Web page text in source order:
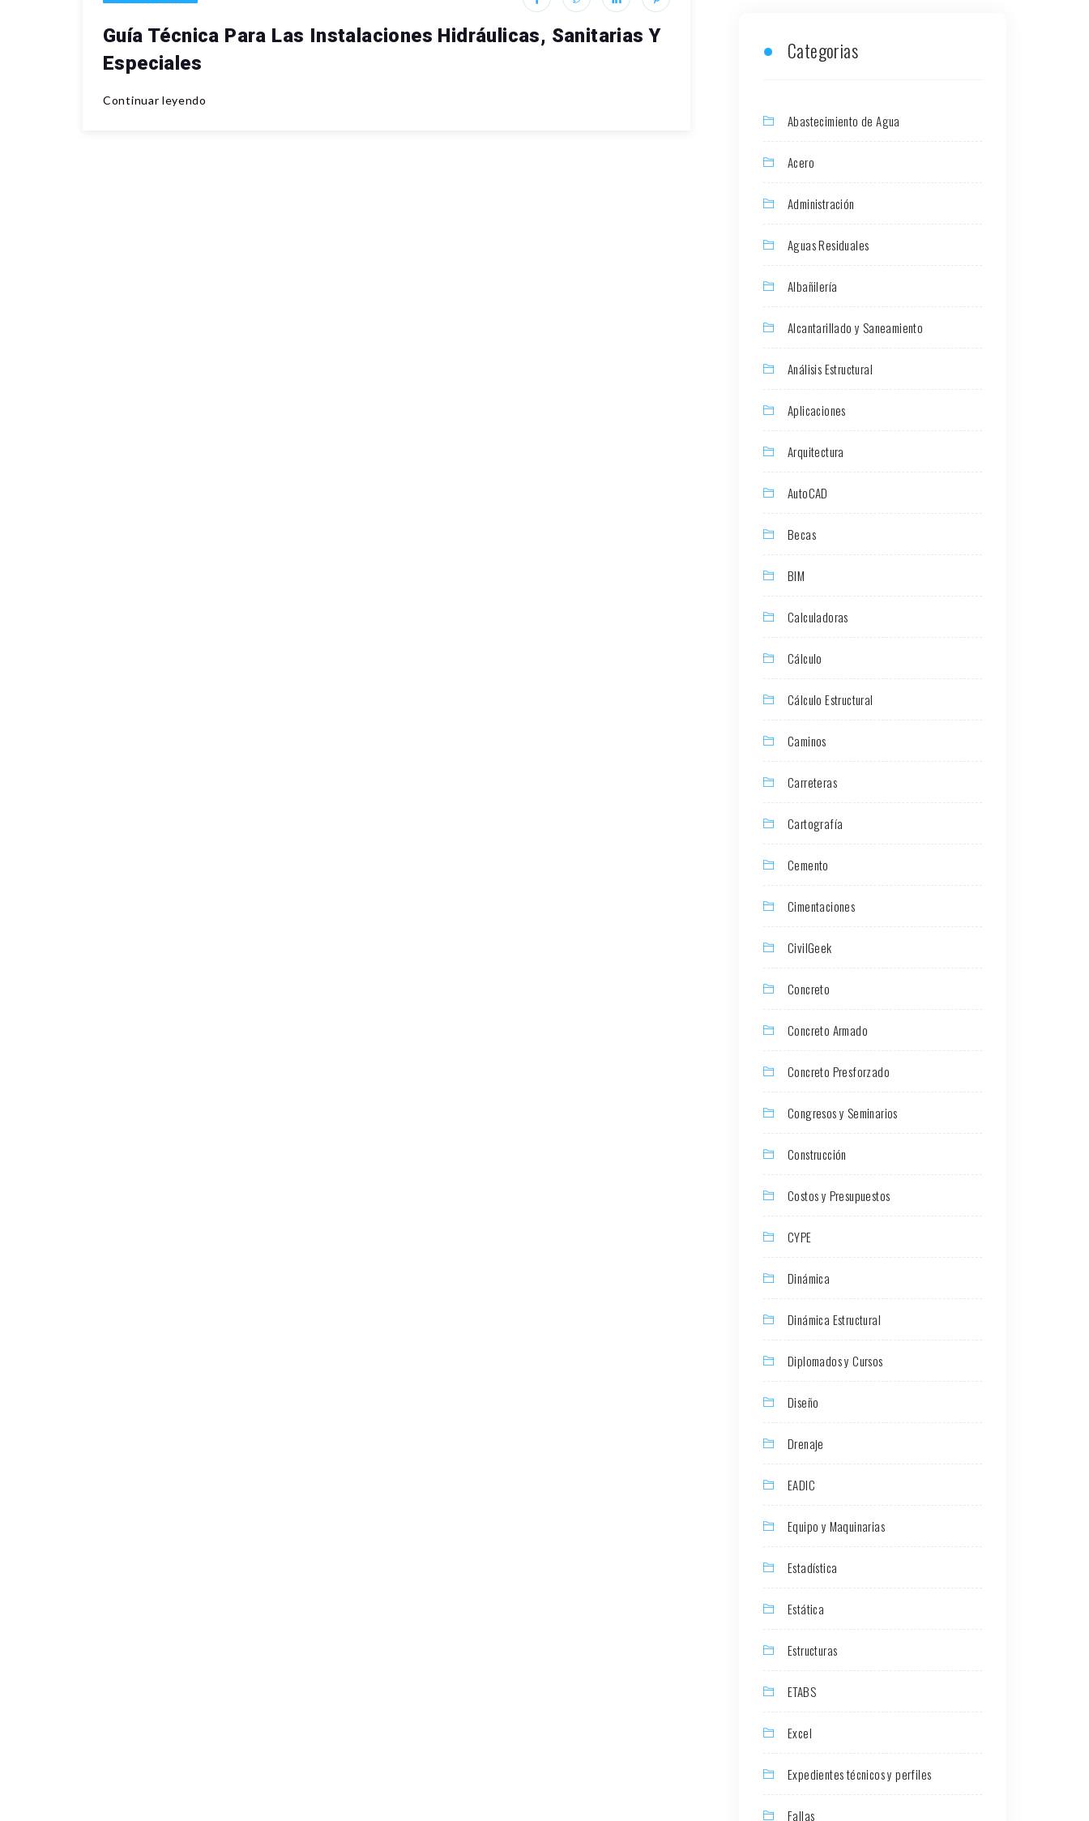
Guía Técnica Para Las Instalaciones Hidráulicas, Sanitarias Y
Especiales
Continuar leyendo
Categorias
Abastecimiento de Agua
Acero
Administración
Aguas Residuales
Albañilería
Alcantarillado y Saneamiento
Análisis Estructural
Aplicaciones
Arquitectura
AutoCAD
Becas
BIM
Calculadoras
Cálculo
Cálculo Estructural
Caminos
Carreteras
Cartografía
Cemento
Cimentaciones
CivilGeek
Concreto
Concreto Armado
Concreto Presforzado
Congresos y Seminarios
Construcción
Costos y Presupuestos
CYPE
Dinámica
Dinámica Estructural
Diplomados y Cursos
Diseño
Drenaje
EADIC
Equipo y Maquinarias
Estadística
Estática
Estructuras
ETABS
Excel
Expedientes técnicos y perfiles
Fallas